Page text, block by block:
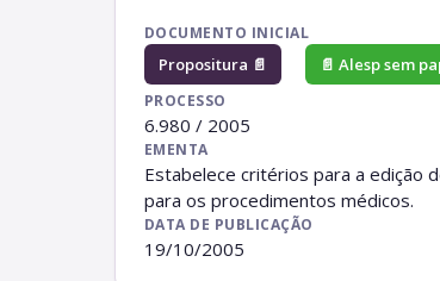
DOCUMENTO INICIAL
Propositura 📄 📄 Alesp sem
PROCESSO
6.980 / 2005
EMENTA
Estabelece critérios para a edição
para os procedimentos médicos.
DATA DE PUBLICAÇÃO
19/10/2005